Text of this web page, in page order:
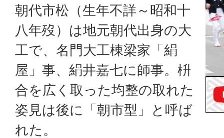
朝代市松（生年不詳～昭和十
八年歿）は地元朝代出身の大
工で、名門大工棟梁家「絹
屋」事、絹井嘉七に師事。枡
合を広く取った均整の取れた
姿見は後に「朝市型」と呼ば
れた。